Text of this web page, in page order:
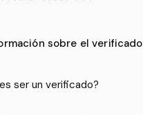
sobre el verificado
ser un verificado?